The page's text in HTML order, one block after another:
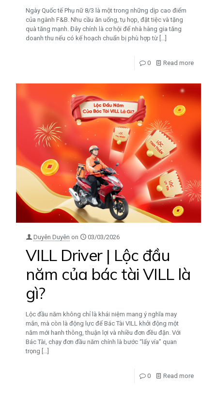
Ngày Quốc tế Phụ nữ 8/3 là một trong những dịp cao điểm
của ngành F&B. Nhu cầu ăn uống, tụ họp, đặt tiệc và tặng
quà tăng mạnh. Đây chính là cơ hội để nhà hàng gia tăng
doanh thu nếu có kế hoạch chuẩn bị phù hợp từ […]
0 Read more
Duyên Duyên on 03/03/2026
VILL Driver | Lộc đầu
năm của bác tài VILL là
gì?
Lộc đầu năm không chỉ là khái niệm mang ý nghĩa may
mắn, mà còn là động lực để Bác Tài VILL khởi động một
năm mới hanh thông, thuận lợi và nhiều đơn đều đặn. Với
Bác Tài, chạy đơn đầu năm chính là bước “lấy vía” quan
trọng
0 Read more